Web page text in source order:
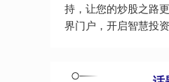
持，让您的炒股之路
界门户，开启智慧投